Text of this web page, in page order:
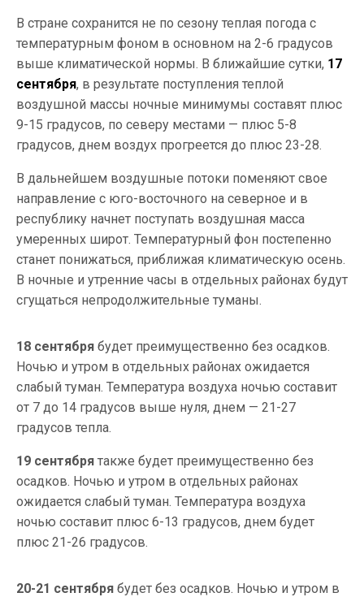
В стране сохранится не по сезону теплая погода с
температурным фоном в основном на 2-6 градусов
выше климатической нормы. В ближайшие сутки, 17
сентября, в результате поступления теплой
воздушной массы ночные минимумы составят плюс
9-15 градусов, по северу местами — плюс 5-8
градусов, днем воздух прогреется до плюс 23-28.
В дальнейшем воздушные потоки поменяют свое
направление с юго-восточного на северное и в
республику начнет поступать воздушная масса
умеренных широт. Температурный фон постепенно
станет понижаться, приближая климатическую осень.
В ночные и утренние часы в отдельных районах будут
сгущаться непродолжительные туманы.
18 сентября будет преимущественно без осадков.
Ночью и утром в отдельных районах ожидается
слабый туман. Температура воздуха ночью составит
от 7 до 14 градусов выше нуля, днем — 21-27
градусов тепла.
19 сентября также будет преимущественно без
осадков. Ночью и утром в отдельных районах
ожидается слабый туман. Температура воздуха
ночью составит плюс 6-13 градусов, днем будет
плюс 21-26 градусов.
20-21 сентября будет без осадков. Ночью и утром в